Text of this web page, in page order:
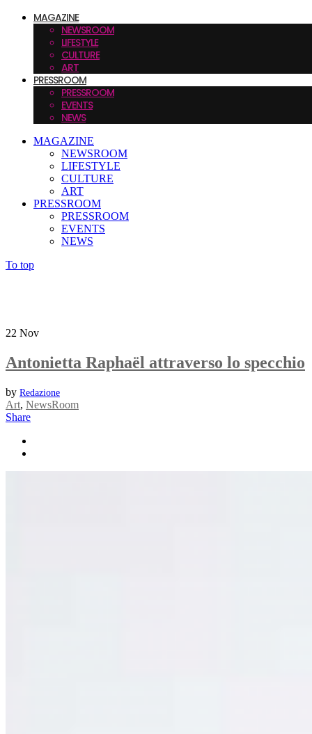
MAGAZINE
NEWSROOM
LIFESTYLE
CULTURE
ART
PRESSROOM
PRESSROOM
EVENTS
NEWS
MAGAZINE
NEWSROOM
LIFESTYLE
CULTURE
ART
PRESSROOM
PRESSROOM
EVENTS
NEWS
To top
22 Nov
Antonietta Raphaël attraverso lo specchio
by Redazione
Art, NewsRoom
Share